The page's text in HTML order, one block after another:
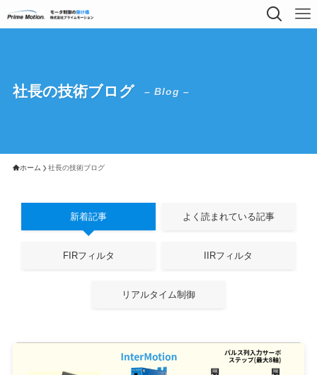
社長の技術ブログ – Blog –
ホーム 社長の技術ブログ
新着記事 よく読まれている記事
FIRフィルタ IIRフィルタ
リアルタイム制御